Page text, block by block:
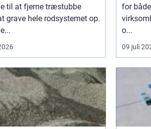
til at fjerne træstubbe
grave hele rodsystemet op.
for
o...
09 juli